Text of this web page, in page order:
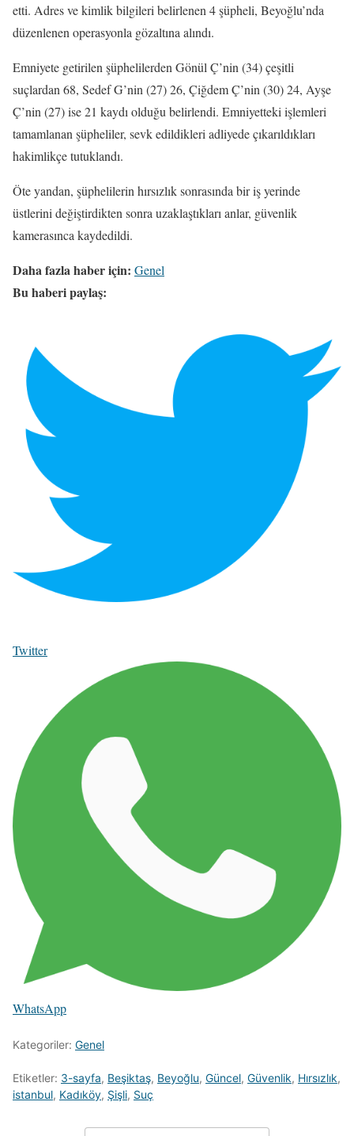
etti. Adres ve kimlik bilgileri belirlenen 4 şüpheli, Beyoğlu’nda
düzenlenen operasyonla gözaltına alındı.
Emniyete getirilen şüphelilerden Gönül Ç’nin (34) çeşitli
suçlardan 68, Sedef G’nin (27) 26, Çiğdem Ç’nin (30) 24, Ayşe
Ç’nin (27) ise 21 kaydı olduğu belirlendi. Emniyetteki işlemleri
tamamlanan şüpheliler, sevk edildikleri adliyede çıkarıldıkları
hakimlikçe tutuklandı.
Öte yandan, şüphelilerin hırsızlık sonrasında bir iş yerinde
üstlerini değiştirdikten sonra uzaklaştıkları anlar, güvenlik
kamerasınca kaydedildi.
Daha fazla haber için: Genel
Bu haberi paylaş:
Twitter
WhatsApp
Kategoriler: Genel
Etiketler: 3-sayfa, Beşiktaş, Beyoğlu, Güncel, Güvenlik, Hırsızlık,
istanbul, Kadıköy, Şişli, Suç